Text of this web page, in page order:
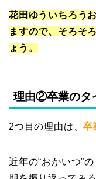
花田ゆういちろう
ますので、そろそ
ょう。
理由②卒業のタ
2つ目の理由は、卒
近年の“おかいつ”